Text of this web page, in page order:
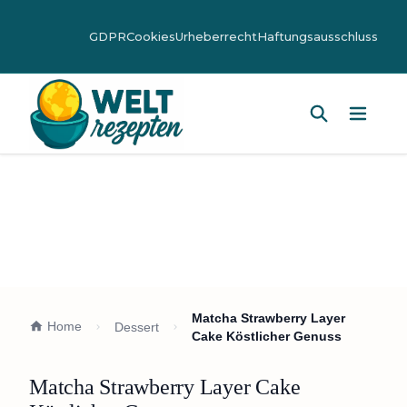
GDPRCookiesUrheberrechtHaftungsausschluss
Home Dessert
Matcha Strawberry Layer
Cake Köstlicher Genuss
Matcha Strawberry Layer Cake